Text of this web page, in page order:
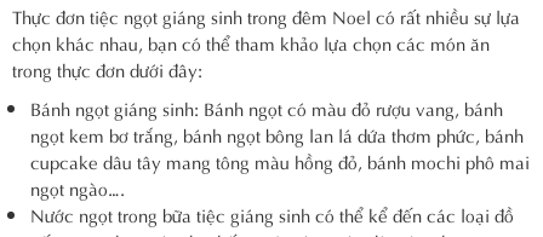
Thực đơn tiệc ngọt giáng sinh trong đêm Noel có rất nhiều sự lựa
chọn khác nhau, bạn có thể tham khảo lựa chọn các món ăn
trong thực đơn dưới đây:
Bánh ngọt giáng sinh: Bánh ngọt có màu đỏ rượu vang, bánh
ngọt kem bơ trắng, bánh ngọt bông lan lá dứa thơm phức, bánh
cupcake dâu tây mang tông màu hồng đỏ, bánh mochi phô mai
ngọt ngào….
Nước ngọt trong bữa tiệc giáng sinh có thể kể đến các loại đồ